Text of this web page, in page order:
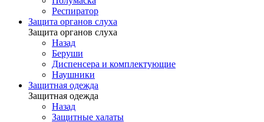
Респиратор
Защита органов слуха
Защита органов слуха
Назад
Беруши
Диспенсера и комплектующие
Наушники
Защитная одежда
Защитная одежда
Назад
Защитные халаты